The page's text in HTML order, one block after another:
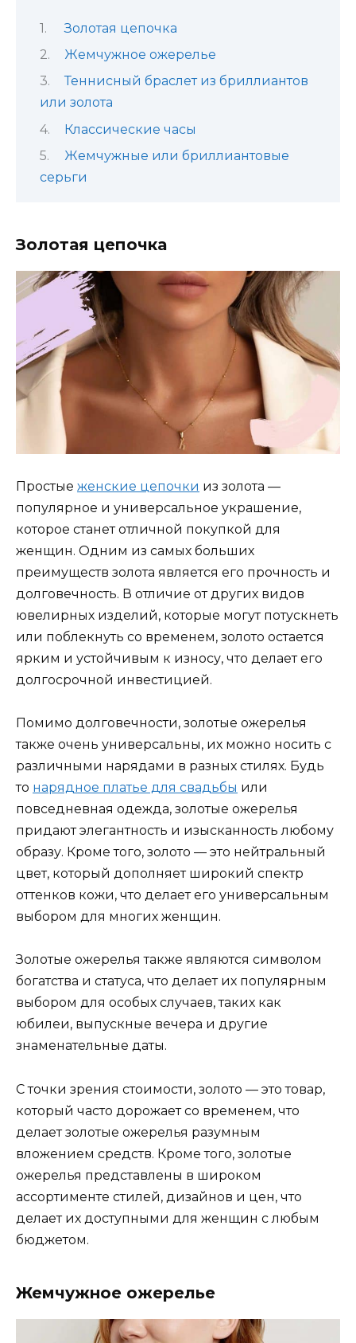
Золотая цепочка
Жемчужное ожерелье
Теннисный браслет из бриллиантов
или золота
Классические часы
Жемчужные или бриллиантовые
серьги
Золотая цепочка
Простые женские цепочки из золота —
популярное и универсальное украшение,
которое станет отличной покупкой для
женщин. Одним из самых больших
преимуществ золота является его прочность и
долговечность. В отличие от других видов
ювелирных изделий, которые могут потускнеть
или поблекнуть со временем, золото остается
ярким и устойчивым к износу, что делает его
долгосрочной инвестицией.
Помимо долговечности, золотые ожерелья
также очень универсальны, их можно носить с
различными нарядами в разных стилях. Будь
то нарядное платье для свадьбы или
повседневная одежда, золотые ожерелья
придают элегантность и изысканность любому
образу. Кроме того, золото — это нейтральный
цвет, который дополняет широкий спектр
оттенков кожи, что делает его универсальным
выбором для многих женщин.
Золотые ожерелья также являются символом
богатства и статуса, что делает их популярным
выбором для особых случаев, таких как
юбилеи, выпускные вечера и другие
знаменательные даты.
С точки зрения стоимости, золото — это товар,
который часто дорожает со временем, что
делает золотые ожерелья разумным
вложением средств. Кроме того, золотые
ожерелья представлены в широком
ассортименте стилей, дизайнов и цен, что
делает их доступными для женщин с любым
бюджетом.
Жемчужное ожерелье